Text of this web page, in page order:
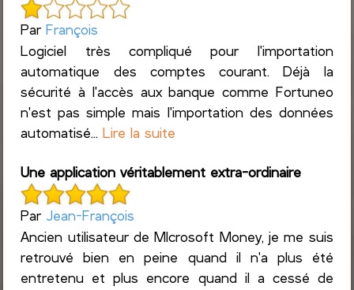
ParFrançois
Logiciel très compliqué pour l'importation
automatique des comptes courant. Déjà la
sécurité à l'accès aux banque comme Fortuneo
n'est pas simple mais l'importation des données
automatisé...Lire la suite
Une application véritablement extra-ordinaire
Par Jean-François
Ancien utilisateur de MIcrosoft Money, je me suis
retrouvé bien en peine quand il n'a plus été
entretenu et plus encore quand il a cessé de